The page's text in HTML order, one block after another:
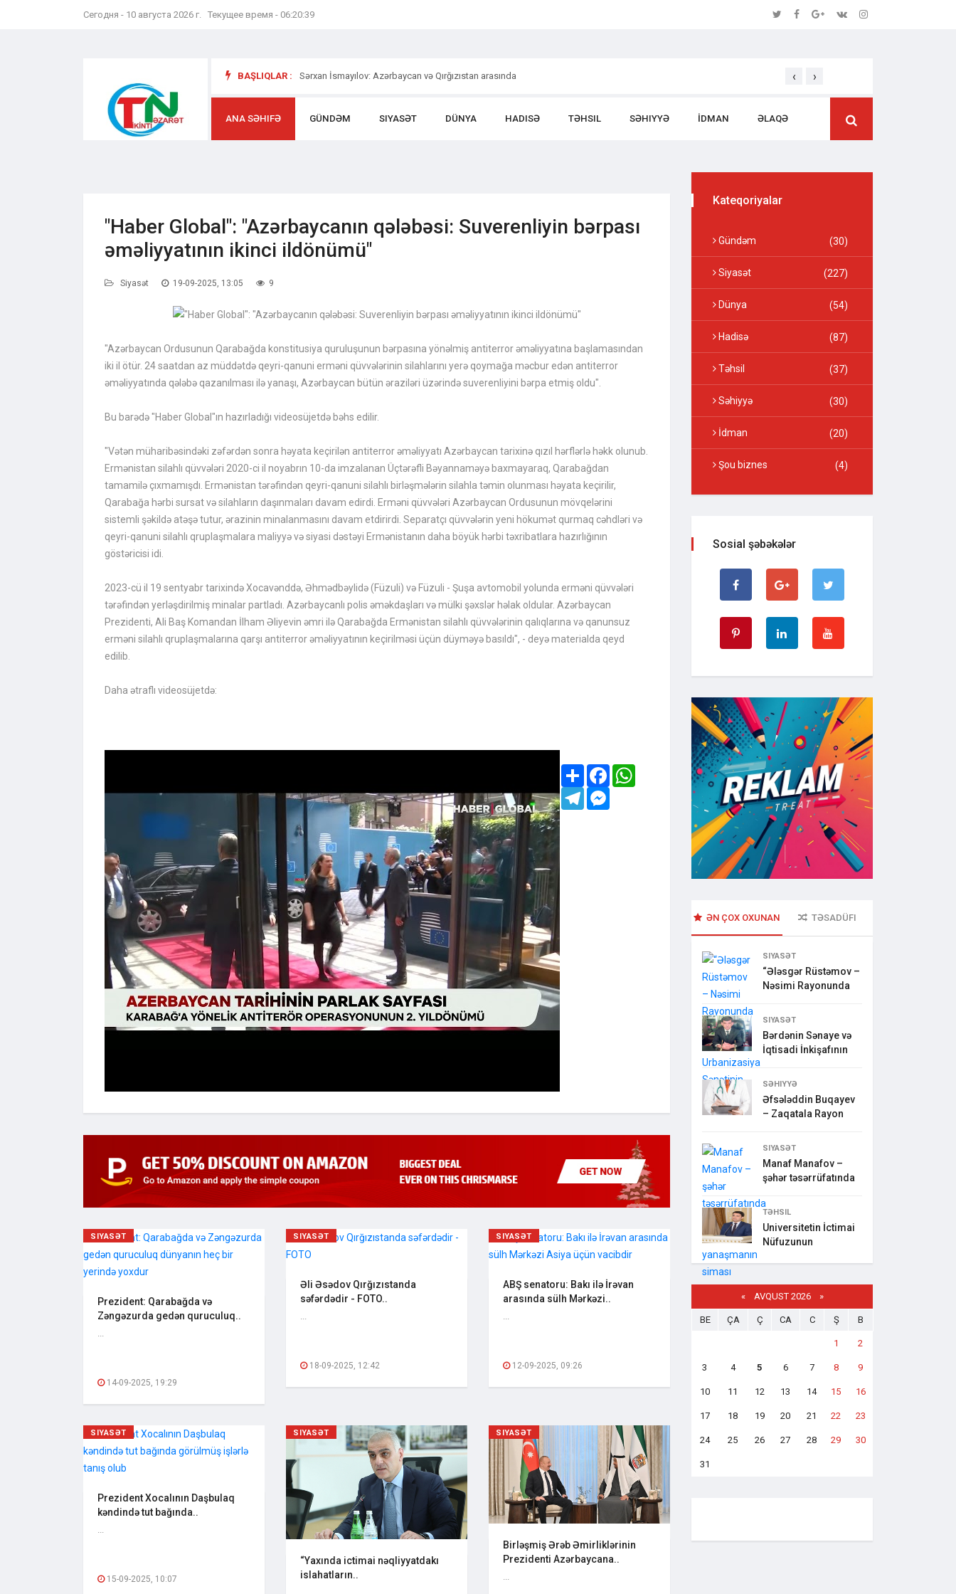
Сегодня - 10 августа 2026 г. Текущее время - 06:20:40
BAŞLIQLAR : Sərxan İsmayılov: Azərbaycan və Qırğızıstan arasında Səmərəli İdarəetməsi ilə Seçilən Rəhbər
‹ ›
ANA SƏHIFƏ GÜNDƏM SIYASƏT DÜNYA HADISƏ TƏHSIL SƏHIYYƏ İDMAN ƏLAQƏ
"Haber Global": "Azərbaycanın qələbəsi: Suverenliyin bərpası
əməliyyatının ikinci ildönümü"
Siyasət 19-09-2025, 13:05 9
"Azərbaycan Ordusunun Qarabağda konstitusiya quruluşunun bərpasına yönəlmiş antiterror əməliyyatına başlamasından
iki il ötür. 24 saatdan az müddətdə qeyri-qanuni erməni qüvvələrinin silahlarını yerə qoymağa məcbur edən antiterror
əməliyyatında qələbə qazanılması ilə yanaşı, Azərbaycan bütün əraziləri üzərində suverenliyini bərpa etmiş oldu".
Bu barədə "Haber Global"ın hazırladığı videosüjetdə bəhs edilir.
"Vətən müharibəsindəki zəfərdən sonra həyata keçirilən antiterror əməliyyatı Azərbaycan tarixinə qızıl hərflərlə həkk olunub.
Ermənistan silahlı qüvvələri 2020-ci il noyabrın 10-da imzalanan Üçtərəfli Bəyannaməyə baxmayaraq, Qarabağdan
tamamilə çıxmamışdı. Ermənistan tərəfindən qeyri-qanuni silahlı birləşmələrin silahla təmin olunması həyata keçirilir,
Qarabağa hərbi sursat və silahların daşınmaları davam edirdi. Erməni qüvvələri Azərbaycan Ordusunun mövqelərini
sistemli şəkildə atəşə tutur, ərazinin minalanmasını davam etdirirdi. Separatçı qüvvələrin yeni hökumət qurmaq cəhdləri və
qeyri-qanuni silahlı qruplaşmalara maliyyə və siyasi dəstəyi Ermənistanın daha böyük hərbi təxribatlara hazırlığının
göstəricisi idi.
2023-cü il 19 sentyabr tarixində Xocavənddə, Əhmədbəylidə (Füzuli) və Füzuli - Şuşa avtomobil yolunda erməni qüvvələri
tərəfindən yerləşdirilmiş minalar partladı. Azərbaycanlı polis əməkdaşları və mülki şəxslər həlak oldular. Azərbaycan
Prezidenti, Ali Baş Komandan İlham Əliyevin əmri ilə Qarabağda Ermənistan silahlı qüvvələrinin qalıqlarına və qanunsuz
erməni silahlı qruplaşmalarına qarşı antiterror əməliyyatının keçirilməsi üçün düyməyə basıldı", - deyə materialda qeyd
edilib.
Daha ətraflı videosüjetdə:
Share Facebook
Telegram
SIYASƏT
Prezident: Qarabağda və
Zəngəzurda gedən quruculuq..
...
14-09-2025, 19:29
SIYASƏT
Əli Əsədov Qırğızıstanda
səfərdədir - FOTO..
...
18-09-2025, 12:42
SIYASƏT
ABŞ senatoru: Bakı ilə İrəvan
arasında sülh Mərkəzi..
...
12-09-2025, 09:26
SIYASƏT
Prezident Xocalının Daşbulaq
kəndində tut bağında..
...
15-09-2025, 10:07
SIYASƏT
“Yaxında ictimai nəqliyyatdakı
islahatların..
SIYASƏT
Birləşmiş Ərəb Əmirliklərinin
Prezidenti Azərbaycana..
Kateqoriyalar
Gündəm (30)
Siyasət (227)
Dünya (54)
Hadisə (87)
Təhsil (37)
Səhiyyə (30)
İdman (20)
Şou biznes (4)
Sosial şəbəkələr
ƏN ÇOX OXUNAN TƏSADÜFI
SIYASƏT
“Ələsgər Rüstəmov –
Nəsimi Rayonunda
SIYASƏT
Bərdənin Sənaye və
İqtisadi İnkişafının
SƏHIYYƏ
Əfsələddin Buqayev
– Zaqatala Rayon
SIYASƏT
Manaf Manafov –
şəhər təsərrüfatında
TƏHSIL
Universitetin İctimai
Nüfuzunun
«AVQUST 2026 »
BE ÇA Ç CA C Ş B
1 2
3 4 5 6 7 8 9
10 11 12 13 14 15 16
17 18 19 20 21 22 23
24 25 26 27 28 29 30
31